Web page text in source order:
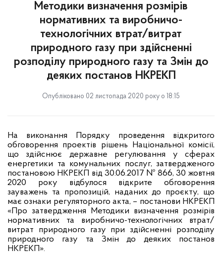
Методики визначення розмірів
нормативних та виробничо-
технологічних втрат/витрат
природного газу при здійсненні
розподілу природного газу та Змін до
деяких постанов НКРЕКП
Опубліковано 02 листопада 2020 року о 18:15
На виконання Порядку проведення відкритого
обговорення проектів рішень Національної комісії,
що здійснює державне регулювання у сферах
енергетики та комунальних послуг, затвердженого
постановою НКРЕКП від 30.06.2017 № 866, 30 жовтня
2020 року відбулося відкрите обговорення
зауважень та пропозицій, наданих до проєкту, що
має ознаки регуляторного акта, – постанови НКРЕКП
«Про затвердження Методики визначення розмірів
нормативних та виробничо-технологічних втрат/
витрат природного газу при здійсненні розподілу
природного газу та Змін до деяких постанов
НКРЕКП».